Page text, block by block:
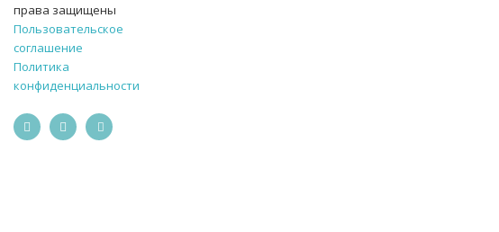
права защищены
Пользовательское
соглашение
Политика
конфиденциальности